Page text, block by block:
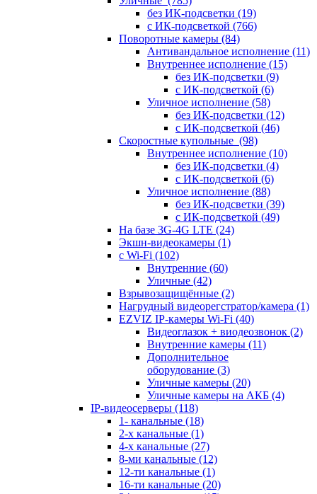
без ИК-подсветки (19)
с ИК-подсветкой (766)
Поворотные камеры (84)
Антивандальное исполнение (11)
Внутреннее исполнение (15)
без ИК-подсветки (9)
с ИК-подсветкой (6)
Уличное исполнение (58)
без ИК-подсветки (12)
с ИК-подсветкой (46)
Скоростные купольные (98)
Внутреннее исполнение (10)
без ИК-подсветки (4)
с ИК-подсветкой (6)
Уличное исполнение (88)
без ИК-подсветки (39)
с ИК-подсветкой (49)
На базе 3G-4G LTE (24)
Экшн-видеокамеры (1)
с Wi-Fi (102)
Внутренние (60)
Уличные (42)
Взрывозащищённые (2)
Нагрудный видеорегстратор/камера (1)
EZVIZ IP-камеры Wi-Fi (40)
Видеоглазок + виодеозвонок (2)
Внутренние камеры (11)
Дополнительное
оборудование (3)
Уличные камеры (20)
Уличные камеры на АКБ (4)
IP-видеосерверы (118)
1- канальные (18)
2-х канальные (1)
4-х канальные (27)
8-ми канальные (12)
12-ти канальные (1)
16-ти канальные (20)